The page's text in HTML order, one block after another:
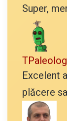
Super,
Excelent
plăcere